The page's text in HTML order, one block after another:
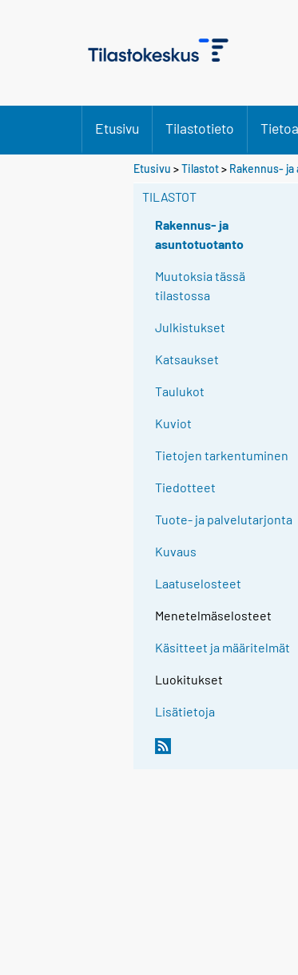
Etusivu Tilastotieto
Etusivu >Tilastot> Rakennus-
TILASTOT
Rakennus- ja
asuntotuotanto
Muutoksia tässä
tilastossa
Julkistukset
Katsaukset
Taulukot
Kuviot
Tietojen tarkentuminen
Tiedotteet
Tuote- ja palvelutarjonta
Kuvaus
Laatuselosteet
Menetelmäselosteet
Käsitteet ja määritelmät
Luokitukset
Lisätietoja